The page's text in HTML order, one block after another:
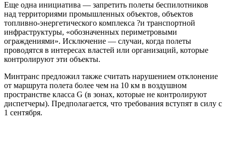
Еще одна инициатива — запретить полеты беспилотников
над территориями промышленных объектов, объектов
топливно-энергетического комплекса ?и транспортной
инфраструктуры, «обозначенных периметровыми
ограждениями». Исключение — случаи, когда полеты
проводятся в интересах властей или организаций, которые
контролируют эти объекты.
Минтранс предложил также считать нарушением отклонение
от маршрута полета более чем на 10 км в воздушном
пространстве класса G (в зонах, которые не контролируют
диспетчеры). Предполагается, что требования вступят в силу с
1 сентября.